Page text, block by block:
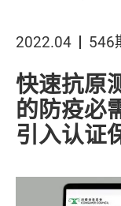
2022.04 546
快速抗原
的防疫必
引入认证